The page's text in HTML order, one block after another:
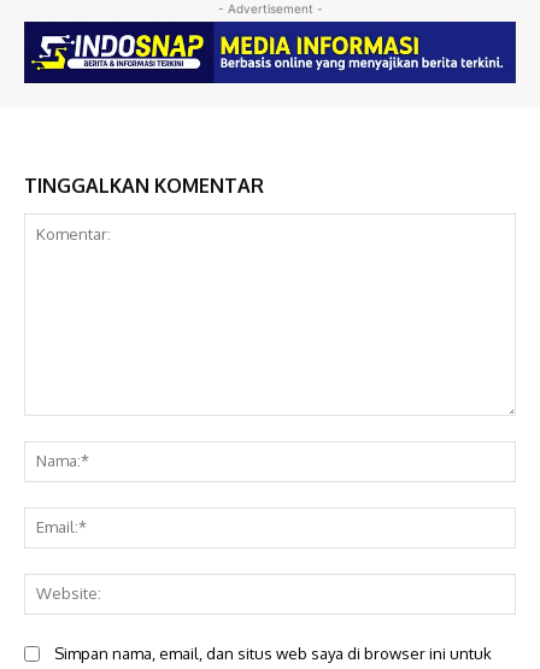
- Advertisement -
TINGGALKAN KOMENTAR
Simpan nama, email, dan situs web saya di browser ini untuk